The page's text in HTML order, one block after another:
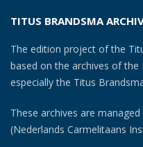
TITUS BRANDSMA
The edition project of the
based on the archives of the
especially the Titus
These archives are
(Nederlands Carmelitaans